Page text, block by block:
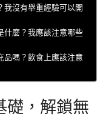
我沒有舉重經驗可以開
什麼？我應該注意哪些
品嗎？飲食上應該注意
礎，解鎖無